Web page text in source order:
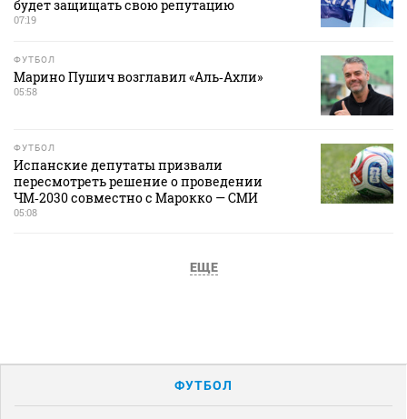
будет защищать свою репутацию
07:19
ФУТБОЛ
Марино Пушич возглавил «Аль‑Ахли»
05:58
ФУТБОЛ
Испанские депутаты призвали
пересмотреть решение о проведении
ЧМ‑2030 совместно с Марокко — СМИ
05:08
ЕЩЕ
ФУТБОЛ